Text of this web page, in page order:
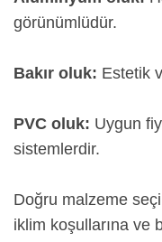
görünümlüdür.
Bakır oluk: Estetik
PVC oluk: Uygun
sistemlerdir.
Doğru malzeme
iklim koşullarına ve